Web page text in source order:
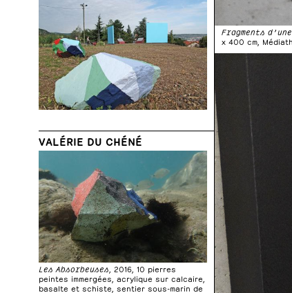
VALÉRIE DU CHÉNÉ
Les Absorbeuses, 2016, 10 pierres
peintes immergées, acrylique sur calcaire,
basalte et schiste, sentier sous-marin de
Fragments
x 400 cm,